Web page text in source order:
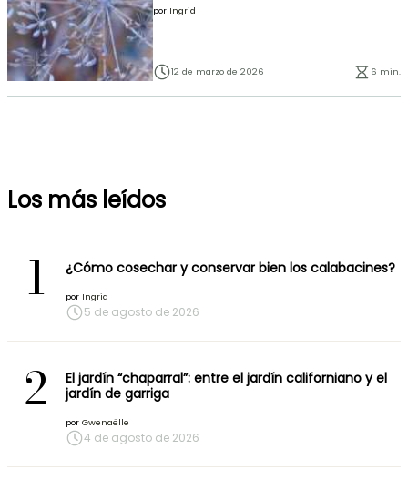
por Ingrid
12 de marzo de 2026 6 min.
Los más leídos
1 ¿Cómo cosechar y conservar bien los calabacines?
por Ingrid
5 de agosto de 2026
2
El jardín “chaparral”: entre el jardín californiano y el
jardín de garriga
por Gwenaëlle
4 de agosto de 2026